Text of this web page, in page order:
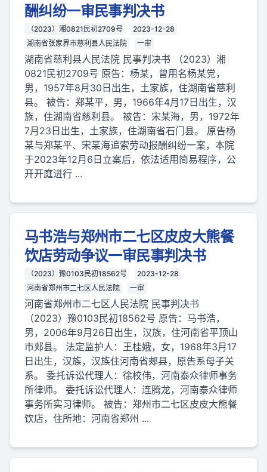
酬纠纷一审民事判决书
（2023）湘0821民初2709号
2023-12-28
湖南省张家界市慈利县人民法院
一审
湖南省慈利县人民法院 民事判决书 （2023）湘
0821民初2709号 原告：杨某，曾用名杨某党，
男，1957年8月30日出生，土家族，住湖南省慈利
县。 被告：郑某平，男，1966年4月17日出生，汉
族，住湖南省慈利县。 被告：宋某海，男，1972年
7月23日出生，土家族，住湖南省石门县。 原告杨
某与郑某平、宋某海追索劳动报酬纠纷一案，本院
于2023年12月6日立案后，依法适用简易程序，公
开开庭进行 ...
马书浩与郑州市二七区皮皮大熊餐
饮店劳动争议一审民事判决书
（2023）豫0103民初18562号
2023-12-28
河南省郑州市二七区人民法院
一审
河南省郑州市二七区人民法院 民事判决书
（2023）豫0103民初18562号 原告：马书浩，
男，2006年9月26日出生，汉族，住河南省平顶山
市郏县。 法定监护人：王桂娥，女，1968年3月17
日出生，汉族，汉族住河南省郟县，原告系母子关
系。 委托诉讼代理人：徐校伟，河南泰众律师事务
所律师。 委托诉讼代理人：连腾龙，河南泰众律师
事务所实习律师。 被告：郑州市二七区皮皮大熊餐
饮店，住所地：河南省郑州 ...